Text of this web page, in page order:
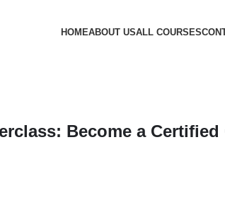
HOMEABOUT USALL COURSES
Become a